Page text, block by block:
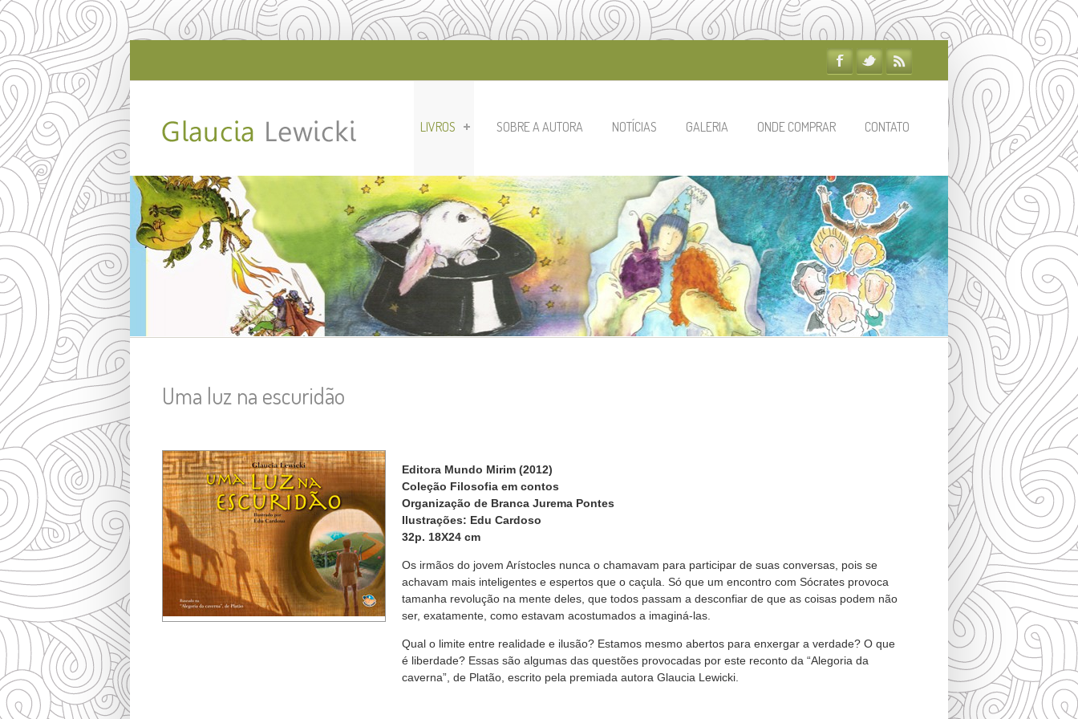
LIVROS SOBRE A AUTORA NOTÍCIAS GALERIA ONDE COMPRAR CONTATO
Uma luz na escuridão
Editora Mundo Mirim (2012)
Coleção Filosofia em contos
Organização de Branca Jurema Pontes
Ilustrações: Edu Cardoso
32p. 18X24 cm
Os irmãos do jovem Arístocles nunca o chamavam para participar de suas conversas, pois se
achavam mais inteligentes e espertos que o caçula. Só que um encontro com Sócrates provoca
tamanha revolução na mente deles, que todos passam a desconfiar de que as coisas podem não
ser, exatamente, como estavam acostumados a imaginá-las.
Qual o limite entre realidade e ilusão? Estamos mesmo abertos para enxergar a verdade? O que
é liberdade? Essas são algumas das questões provocadas por este reconto da “Alegoria da
caverna”, de Platão, escrito pela premiada autora Glaucia Lewicki.